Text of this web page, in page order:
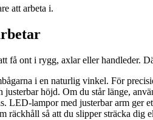
att arbeta i.
få ont i rygg, axlar eller handleder.
i en naturlig vinkel. För
höjd. Om du står länge,
LED-lampor med justerbar arm ger
räckhåll så att du slipper sträcka dig